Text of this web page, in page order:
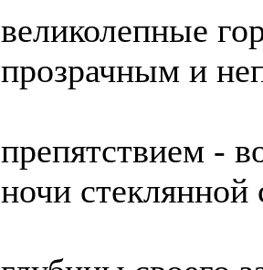
великолепные
прозрачным и
препятствием -
ночи стеклянной